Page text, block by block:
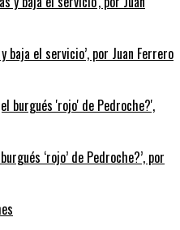
baja el servicio’, por Juan Ferrero
‘rojo’ de Pedroche?’, por